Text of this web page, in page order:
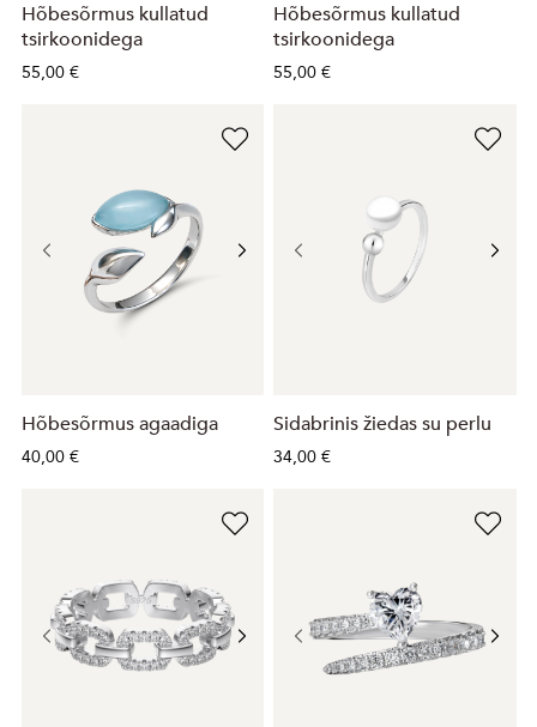
Hõbesõrmus kullatud
tsirkoonidega
55,00 €
Hõbesõrmus kullatud
tsirkoonidega
55,00 €
Hõbesõrmus agaadiga
40,00 €
Sidabrinis žiedas su perlu
34,00 €